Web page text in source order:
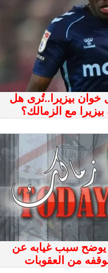
خوان بيزيرا..تُرى هل
مع الزمالك؟
يوضح سبب غيابه عن
من العقوبات